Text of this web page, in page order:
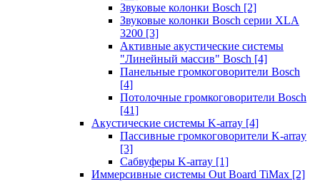
Звуковые колонки Bosch [2]
Звуковые колонки Bosch серии XLA
3200 [3]
Активные акустические системы
"Линейный массив" Bosch [4]
Панельные громкоговорители Bosch
[4]
Потолочные громкоговорители Bosch
[41]
Акустические системы K-array [4]
Пассивные громкоговорители K-array
[3]
Сабвуферы K-array [1]
Иммерсивные системы Out Board TiMax [2]